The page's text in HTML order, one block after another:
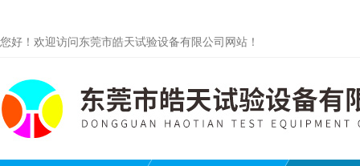
您好！欢迎访问东莞市皓天试验设备有限公司网站！